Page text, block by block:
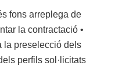
fons arreplega de
la contractació •
la preselecció dels
perfils sol·licitats